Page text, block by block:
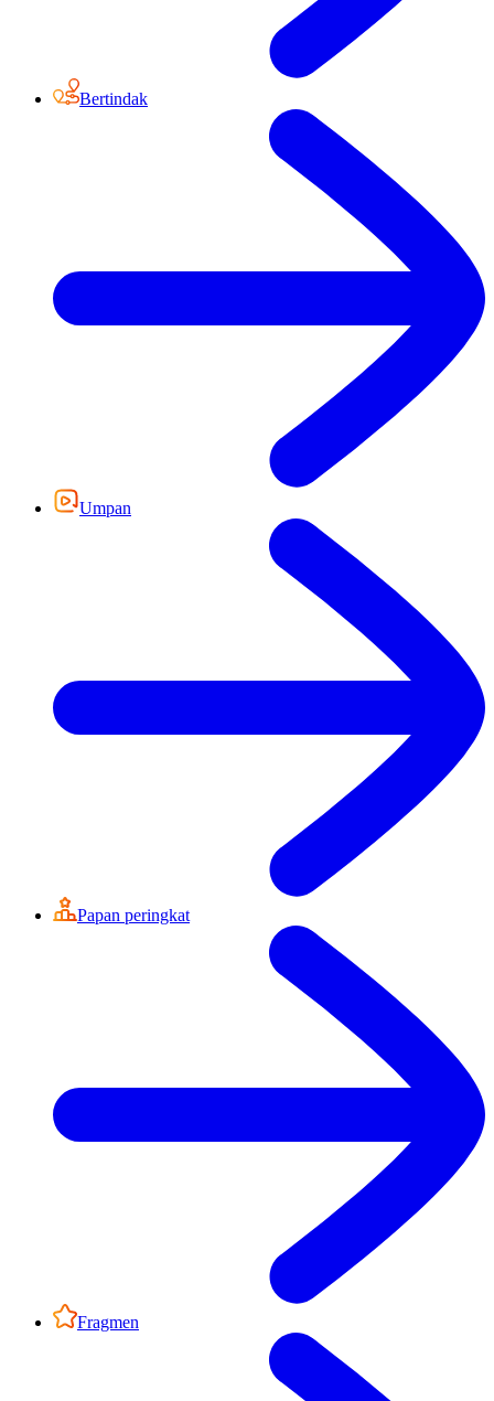
Bertindak
Umpan
Papan peringkat
Fragmen